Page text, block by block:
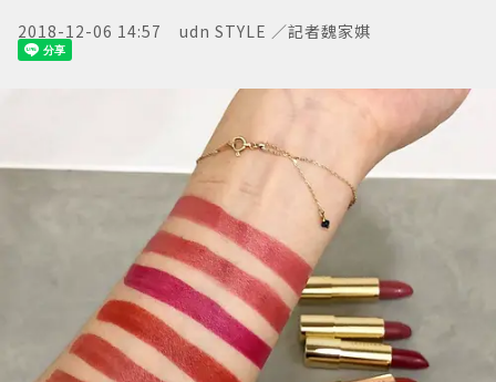
2018-12-06 14:57 udn STYLE ／記者魏家娸